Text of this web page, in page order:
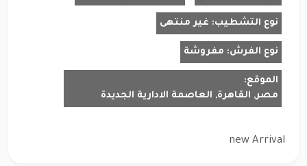
نوع التشطيب: غير منتهى
نوع الفرش: مفروشة
الموقع:
مصر, القاهرة, العاصمة الادارية الجديدة
new Arrival